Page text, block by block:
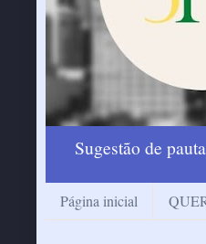
Sugestão de
Página inicial